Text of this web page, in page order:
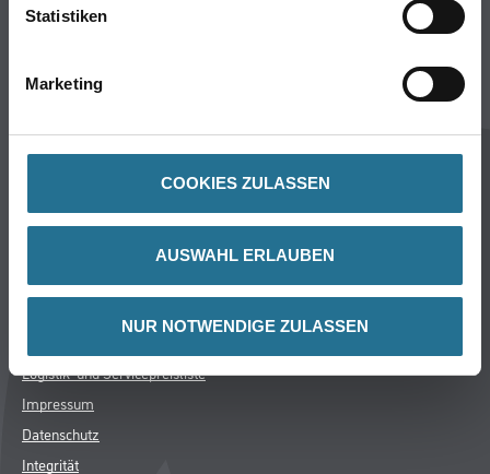
Statistiken
Marketing
COOKIES ZULASSEN
AUSWAHL ERLAUBEN
NUR NOTWENDIGE ZULASSEN
Winkler & Gräbner
Services
FAQ
Logistik- und Servicepreisliste
Impressum
Datenschutz
Integrität